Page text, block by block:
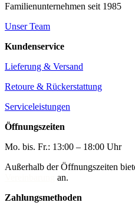
Familienunternehmen seit 1985
Unser Team
Kundenservice
Lieferung & Versand
Retoure & Rückerstattung
Serviceleistungen
Öffnungszeiten
Mo. bis. Fr.: 13:00 – 18:00 Uhr
Außerhalb der Öffnungszeiten
an.
Zahlungsmethoden